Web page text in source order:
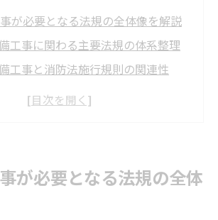
が必要となる法規の全体像を解説
工事に関わる主要法規の体系整理
工事と消防法施行規則の関連性
象物ごとに異なる消防設備工事の要
防火対象物と消防設備工事の基礎
が必要となる法規の全体